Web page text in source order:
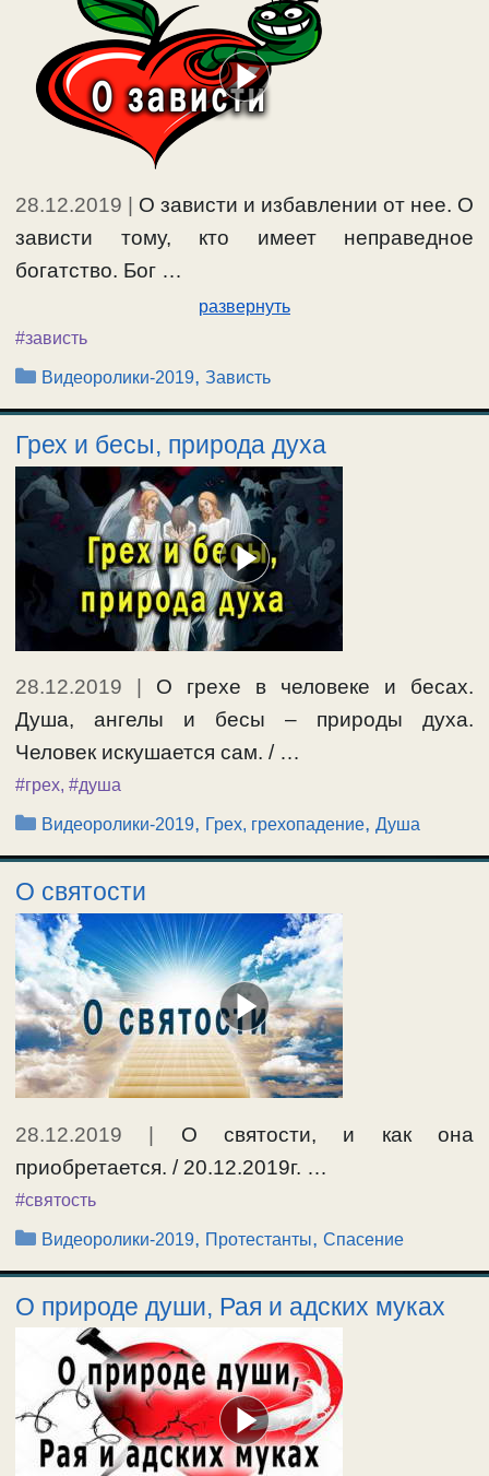
28.12.2019
О зависти и избавлении от нее. О
зависти тому, кто имеет неправедное
богатство. Бог …
развернуть
#зависть
Рубрики
Видеоролики-2019,Зависть
Грех и бесы, природа духа
28.12.2019
О грехе в человеке и бесах.
Душа, ангелы и бесы – природы духа.
Человек искушается сам. / …
#грех, #душа
Рубрики
Видеоролики-2019, Грех, грехопадение,Душа
О святости
28.12.2019 | О святости, и как она
приобретается. / 20.12.2019г. …
#святость
Рубрики
Видеоролики-2019, Протестанты,Спасение
О природе души, Рая и адских муках